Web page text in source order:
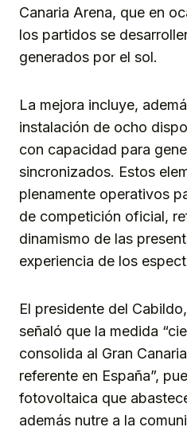
Canaria Arena, que en
los partidos se
generados por el sol.
La mejora incluye,
instalación de ocho
con capacidad para
sincronizados. Estos
plenamente operativos
de competición oficial,
dinamismo de las
experiencia de los
El presidente del
señaló que la medida
consolida al Gran
referente en España”,
fotovoltaica que
además nutre a la